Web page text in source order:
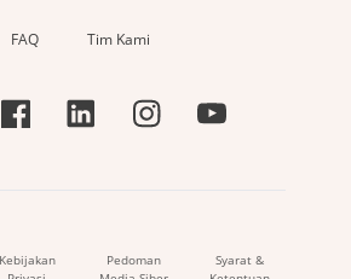
FAQ Tim Kami
Kebijakan
Pedoman
Syarat &